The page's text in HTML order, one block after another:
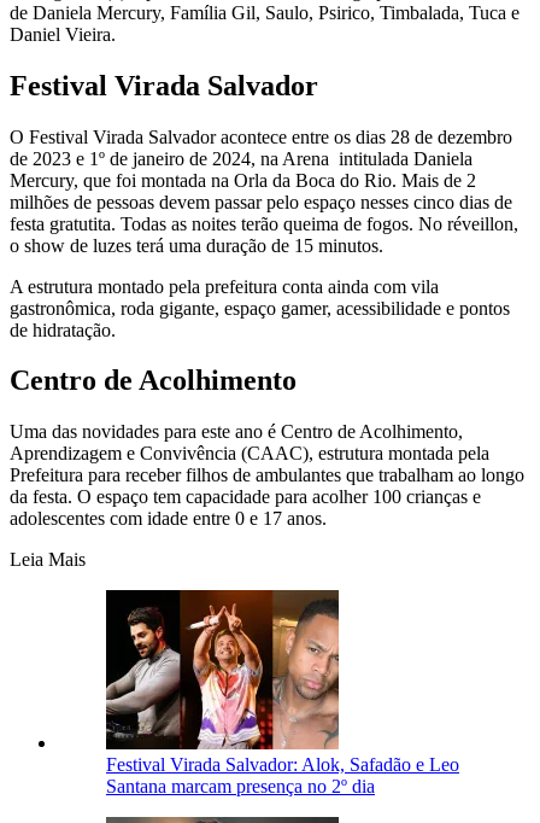
de Daniela Mercury, Família Gil, Saulo, Psirico, Timbalada, Tuca e
Daniel Vieira.
Festival Virada Salvador
O Festival Virada Salvador acontece entre os dias 28 de dezembro
de 2023 e 1º de janeiro de 2024, na Arena intitulada Daniela
Mercury, que foi montada na Orla da Boca do Rio. Mais de 2
milhões de pessoas devem passar pelo espaço nesses cinco dias de
festa gratutita. Todas as noites terão queima de fogos. No réveillon,
o show de luzes terá uma duração de 15 minutos.
A estrutura montado pela prefeitura conta ainda com vila
gastronômica, roda gigante, espaço gamer, acessibilidade e pontos
de hidratação.
Centro de Acolhimento
Uma das novidades para este ano é Centro de Acolhimento,
Aprendizagem e Convivência (CAAC), estrutura montada pela
Prefeitura para receber filhos de ambulantes que trabalham ao longo
da festa. O espaço tem capacidade para acolher 100 crianças e
adolescentes com idade entre 0 e 17 anos.
Leia Mais
Festival Virada Salvador: Alok, Safadão e Leo
Santana marcam presença no 2º dia